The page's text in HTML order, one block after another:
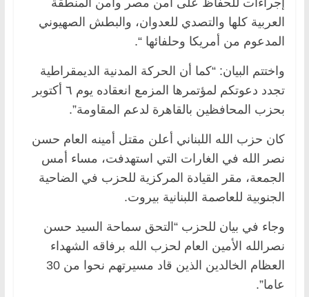
العربية كلها والتصدي للعدوان، والبطش الصهيوني
المدعوم من أمريكا وحلفائها “.
واختتم البيان: “كما أن الحركة المدنية الديمقراطية
تجدد دعوتكم لمؤتمرها المزمع انعقاده يوم ٦ أكتوبر
بحزب المحافظين بالقاهرة لدعم المقاومة”.
كان حزب الله اللبناني أعلن مقتل أمينه العام حسن
نصر الله في الغارات التي استهدفت، مساء أمس
الجمعة، مقر القيادة المركزية للحزب في الضاحية
الجنوبية للعاصمة اللبنانية بيروت.
وجاء في بيان للحزب “التحق سماحة السيد حسن
نصرالله الأمين العام لحزب الله برفاقه الشهداء
العظام الخالدين الذين قاد مسيرتهم نحوا من 30
عاما”.